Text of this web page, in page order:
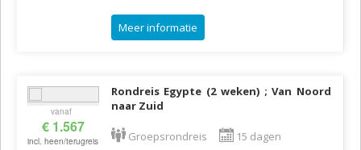
Meer informatie
vanaf
€ 1.567
incl. heen/terugreis
Rondreis Egypte (2 weken) ; Van Noord
naar Zuid
Groepsrondreis
15 dagen